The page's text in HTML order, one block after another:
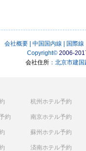
会社概要 中国国内線 国際線
Copyright© 2006-
会社住所：北京市建
杭州ホテル予約
約 南京ホテル予約
蘇州ホテル予約
済南ホテル予約